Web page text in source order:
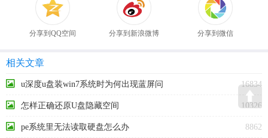
分享到QQ空间 分享到新浪微博 分享到微信
相关文章
u深度u盘装win7系统时为何出现蓝屏问
题
16834
怎样正确还原U盘隐藏空间 10326
pe系统里无法读取硬盘怎么办 8862